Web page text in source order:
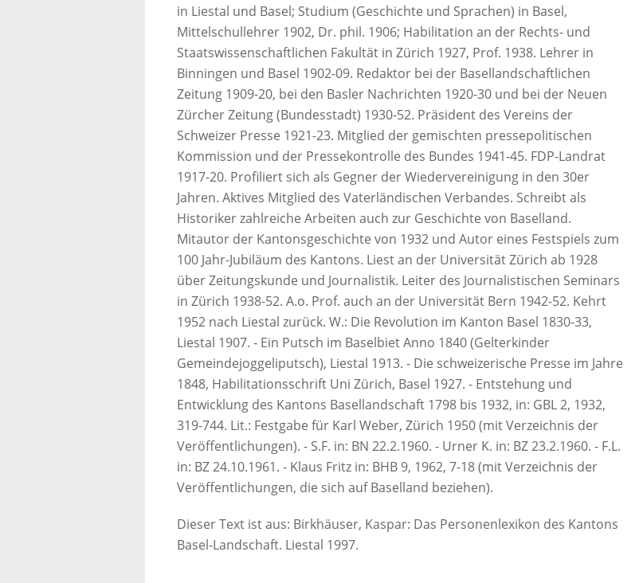
in Liestal und Basel; Studium (Geschichte und Sprachen) in Basel,
Mittelschullehrer 1902, Dr. phil. 1906; Habilitation an der Rechts- und
Staatswissenschaftlichen Fakultät in Zürich 1927, Prof. 1938. Lehrer in
Binningen und Basel 1902-09. Redaktor bei der Basellandschaftlichen
Zeitung 1909-20, bei den Basler Nachrichten 1920-30 und bei der Neuen
Zürcher Zeitung (Bundesstadt) 1930-52. Präsident des Vereins der
Schweizer Presse 1921-23. Mitglied der gemischten pressepolitischen
Kommission und der Pressekontrolle des Bundes 1941-45. FDP-Landrat
1917-20. Profiliert sich als Gegner der Wiedervereinigung in den 30er
Jahren. Aktives Mitglied des Vaterländischen Verbandes. Schreibt als
Historiker zahlreiche Arbeiten auch zur Geschichte von Baselland.
Mitautor der Kantonsgeschichte von 1932 und Autor eines Festspiels zum
100 Jahr-Jubiläum des Kantons. Liest an der Universität Zürich ab 1928
über Zeitungskunde und Journalistik. Leiter des Journalistischen Seminars
in Zürich 1938-52. A.o. Prof. auch an der Universität Bern 1942-52. Kehrt
1952 nach Liestal zurück. W.: Die Revolution im Kanton Basel 1830-33,
Liestal 1907. - Ein Putsch im Baselbiet Anno 1840 (Gelterkinder
Gemeindejoggeliputsch), Liestal 1913. - Die schweizerische Presse im Jahre
1848, Habilitationsschrift Uni Zürich, Basel 1927. - Entstehung und
Entwicklung des Kantons Basellandschaft 1798 bis 1932, in: GBL 2, 1932,
319-744. Lit.: Festgabe für Karl Weber, Zürich 1950 (mit Verzeichnis der
Veröffentlichungen). - S.F. in: BN 22.2.1960. - Urner K. in: BZ 23.2.1960. - F.L.
in: BZ 24.10.1961. - Klaus Fritz in: BHB 9, 1962, 7-18 (mit Verzeichnis der
Veröffentlichungen, die sich auf Baselland beziehen).
Dieser Text ist aus: Birkhäuser, Kaspar: Das Personenlexikon des Kantons
Basel-Landschaft. Liestal 1997.